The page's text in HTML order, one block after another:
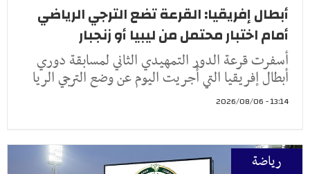
أبطال إفريقيا: القرعة تضع الترجي الرياضي
أمام اختبار محتمل من ليبيا أو زنجبار
أسفرت قرعة الدور التمهيدي الثاني لمسابقة دوري
أبطال إفريقيا التي أُجريت اليوم عن وضع الترجي الريا
13:14 - 2026/08/06
رياضة